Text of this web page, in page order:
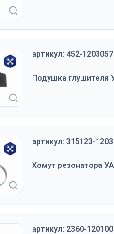
артикул: 452-
Подушка глушителя
артикул: 315123-
Хомут резонатора
артикул: 2360-